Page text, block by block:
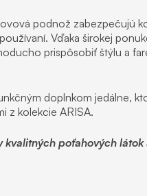
podnož zabezpečujú
Vďaka širokej
prispôsobiť štýlu a
doplnkom jedálne,
z kolekcie ARISA.
poťahových látok